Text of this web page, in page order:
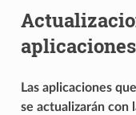
Las aplicaciones
se actualizarán con